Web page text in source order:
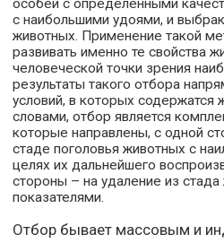
особей с определенными
с наибольшими удоями, и
животных. Применение такой
развивать именно те свойства
человеческой точки зрения
результаты такого отбора
условий, в которых
словами, отбор является
которые направлены, с одной
стаде поголовья животных с
целях их дальнейшего
стороны – на удаление из
показателями.
Отбор бывает массовым и